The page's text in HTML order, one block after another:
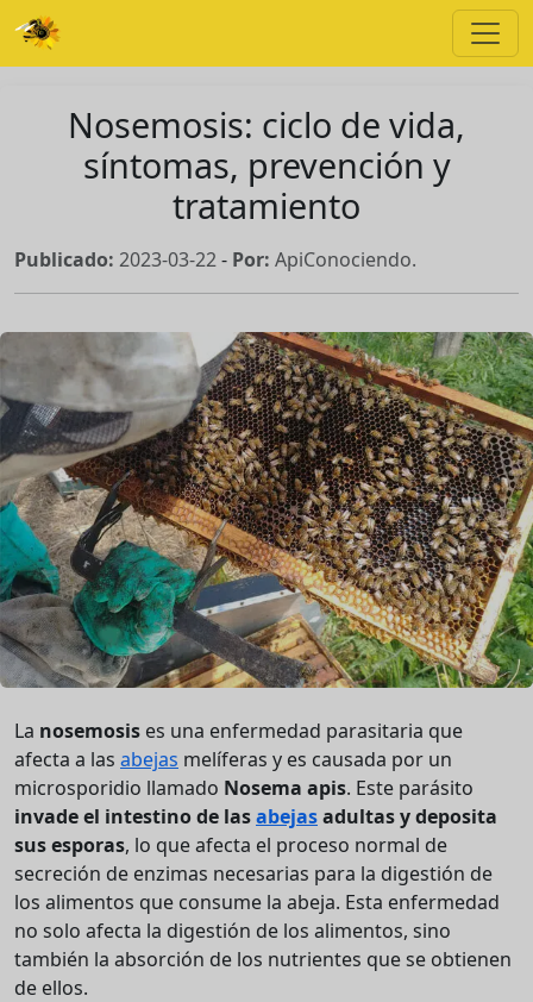
Nosemosis: ciclo de vida,
síntomas, prevención y
tratamiento
Publicado: 2023-03-22- Por: ApiConociendo.
La nosemosis es una enfermedad parasitaria que
afecta a las abejas melíferas y es causada por un
microsporidio llamado Nosema apis. Este parásito
invade el intestino de lasabejasadultas y deposita
sus esporas, lo que afecta el proceso normal de
secreción de enzimas necesarias para la digestión de
los alimentos que consume la abeja. Esta enfermedad
no solo afecta la digestión de los alimentos, sino
también la absorción de los nutrientes que se obtienen
de ellos.